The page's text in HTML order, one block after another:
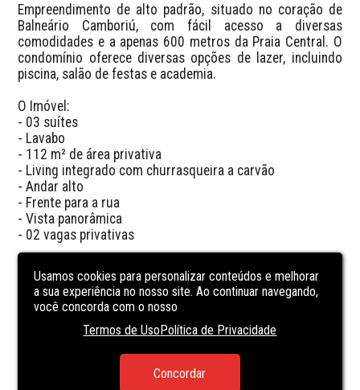
Empreendimento de alto padrão, situado no coração de
Balneário Camboriú, com fácil acesso a diversas
comodidades e a apenas 600 metros da Praia Central. O
condomínio oferece diversas opções de lazer, incluindo
piscina, salão de festas e academia.
O Imóvel:
- 03 suítes
- Lavabo
- 112 m² de área privativa
- Living integrado com churrasqueira a carvão
- Andar alto
- Frente para a rua
- Vista panorâmica
- 02 vagas privativas
- Valor: R$2.490.000,00
- 50% de entrada e saldo em 24 parcelas (CUB)
CARACTERÍSTICASDA UNIDADE
Usamos cookies para personalizar conteúdos e melhorar
a sua experiência no nosso site. Ao continuar navegando,
você concorda com o nosso
Termos de UsoPolítica de Privacidade
Concordar